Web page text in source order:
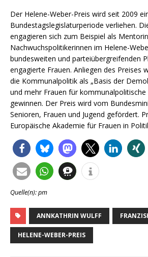
Der Helene-Weber-Preis wird seit 2009
Bundestagslegislaturperiode verliehen.
engagieren sich zum Beispiel als
Nachwuchspolitikerinnen im Helene-
bundesweiten und parteiübergreifenden
engagierte Frauen. Anliegen des Preises
die Kommunalpolitik als „Basis der
und mehr Frauen für
gewinnen. Der Preis wird vom
Senioren, Frauen und Jugend gefördert.
Europäische Akademie für Frauen in
Quelle(n): pm
ANNKATHRIN WULFF
HELENE-WEBER-PREIS